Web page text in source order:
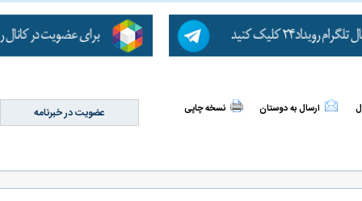
ارسال به دوستان نسخه چاپی عضویت در خبرنامه